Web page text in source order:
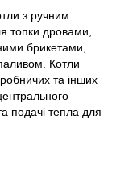
з ручним
топки дровами,
брикетами,
Котли
та інших
подачі тепла для